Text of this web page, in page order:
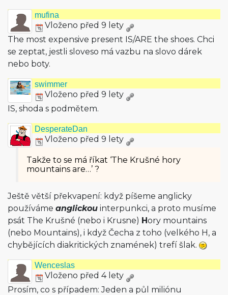
mufina
Vloženo před 9 lety
The most expensive present IS/ARE the shoes. Chci
se zeptat, jestli sloveso má vazbu na slovo dárek
nebo boty.
swimmer
Vloženo před 9 lety
IS, shoda s podmětem.
DesperateDan
Vloženo před 9 lety
Takže to se má říkat ‘The Krušné hory
mountains are…’ ?
Ještě větší překvapení: když píšeme anglicky
používáme anglickou interpunkci, a proto musíme
psát The Krušné (nebo i Krusne) Hory mountains
(nebo Mountains), i když Čecha z toho (velkého H, a
chybějících diakritických znamének) trefí šlak.
Wenceslas
Vloženo před 4 lety
Prosím, co s případem: Jeden a půl miliónu